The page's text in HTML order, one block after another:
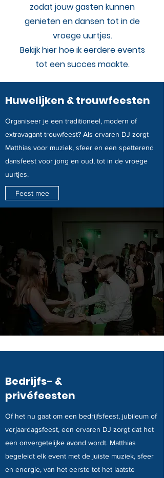
zodat jouw gasten kunnen
genieten en dansen tot in de
vroege uurtjes.
Bekijk hier hoe ik eerdere events
tot een succes maakte.
Huwelijken & trouwfeesten
Organiseer je een traditioneel, modern of
extravagant trouwfeest? Als ervaren DJ zorgt
Matthias voor muziek, sfeer en een spetterend
dansfeest voor jong en oud, tot in de vroege
uurtjes.
Feest mee
Bedrijfs- &
privéfeesten
Of het nu gaat om een bedrijfsfeest, jubileum of
verjaardagsfeest, een ervaren DJ zorgt dat het
een onvergetelijke avond wordt. Matthias
begeleidt elk event met de juiste muziek, sfeer
en energie, van het eerste tot het laatste